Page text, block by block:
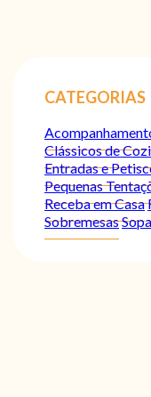
CATEGORIAS
Clássicos de
Entradas e
Pequenas
Receba em Casa
Sobremesas